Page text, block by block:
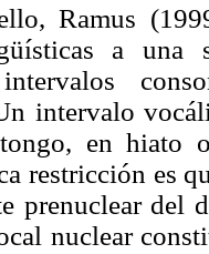
Ramus
a una
intervalo
en hiato
restricción es
prenuclear del
nuclear